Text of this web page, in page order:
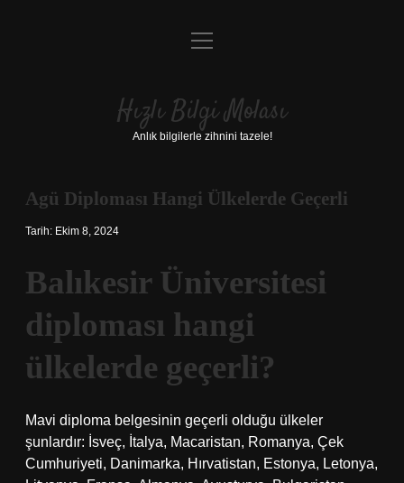
Anasayfa
Yasal Uyarı
menüyü
Hızlı Bilgi Molası
Anlık bilgilerle zihnini tazele!
Agü Diploması Hangi Ülkelerde Geçerli
Tarih: Ekim 8, 2024
Balıkesir Üniversitesi
diploması hangi
ülkelerde geçerli?
Mavi diploma belgesinin geçerli olduğu ülkeler
şunlardır: İsveç, İtalya, Macaristan, Romanya, Çek
Cumhuriyeti, Danimarka, Hırvatistan, Estonya, Letonya,